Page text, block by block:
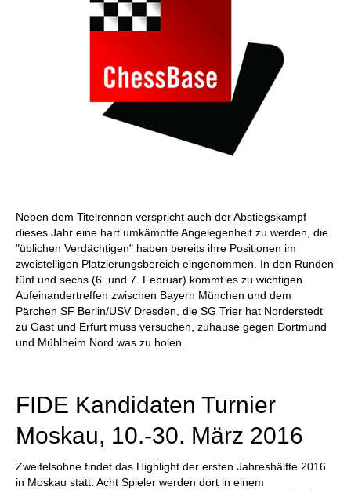
Neben dem Titelrennen verspricht auch der Abstiegskampf
dieses Jahr eine hart umkämpfte Angelegenheit zu werden, die
"üblichen Verdächtigen" haben bereits ihre Positionen im
zweistelligen Platzierungsbereich eingenommen. In den Runden
fünf und sechs (6. und 7. Februar) kommt es zu wichtigen
Aufeinandertreffen zwischen Bayern München und dem
Pärchen SF Berlin/USV Dresden, die SG Trier hat Norderstedt
zu Gast und Erfurt muss versuchen, zuhause gegen Dortmund
und Mühlheim Nord was zu holen.
FIDE Kandidaten Turnier
Moskau, 10.-30. März 2016
Zweifelsohne findet das Highlight der ersten Jahreshälfte 2016
in Moskau statt. Acht Spieler werden dort in einem